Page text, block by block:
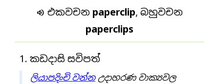
ය
 එකවචන paperclip, බහුවචන
paperclips
කඩදාසි සවිපත්
ලියාපදිංචි වන්නඋදාහරණ වාක්‍යවල